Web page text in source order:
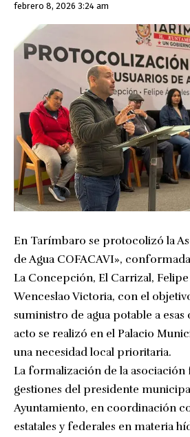
febrero 8, 2026 3:24 am
En Tarímbaro se protocolizó la
de Agua COFACAVI»,
La Concepción, El Carrizal, Felipe
Wenceslao Victoria, con el
suministro de agua potable a
acto se realizó en el Palacio
una necesidad local prioritaria.
La formalización de la asociación
gestiones del presidente
Ayuntamiento, en coordinación
estatales y federales en materia